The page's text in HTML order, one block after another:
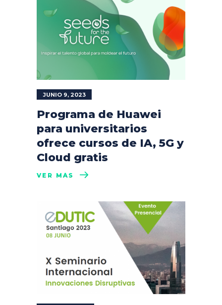
JUNIO 9, 2023
Programa de Huawei
para universitarios
ofrece cursos de IA, 5G y
Cloud gratis
VER MÁS